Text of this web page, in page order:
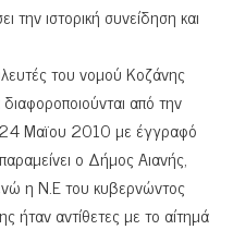
ιστορική συνείδηση και
του νομού Κοζάνης
από την
24 Μαϊου 2010 με έγγραφό
ο Δήμος Αιανής,
η Ν.Ε του κυβερνώντος
ήταν αντίθετες με το αίτημά